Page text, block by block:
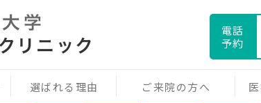
電話
予約
選ばれる理由 ご来院の方へ